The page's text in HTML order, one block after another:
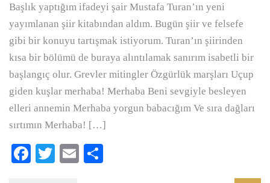
Başlık yaptığım ifadeyi şair Mustafa Turan’ın yeni
yayımlanan şiir kitabından aldım. Bugün şiir ve felsefe
gibi bir konuyu tartışmak istiyorum. Turan’ın şiirinden
kısa bir bölümü de buraya alıntılamak sanırım isabetli bir
başlangıç olur. Grevler mitingler Özgürlük marşları Uçup
giden kuşlar merhaba! Merhaba Beni sevgiyle besleyen
elleri annemin Merhaba yorgun babacığım Ve sıra dağları
sırtımın Merhaba! […]
Facebook
TwitterEmail